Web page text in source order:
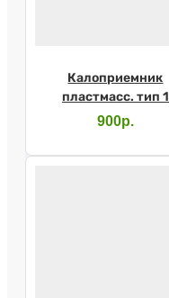
Калоприемник
пластмасс. тип 1
диам.60
900р.